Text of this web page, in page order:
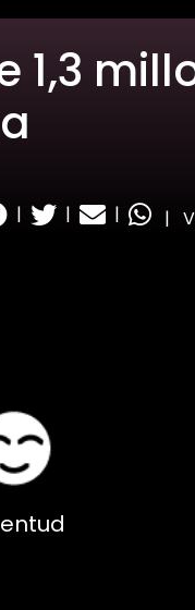
1,3
| | | |